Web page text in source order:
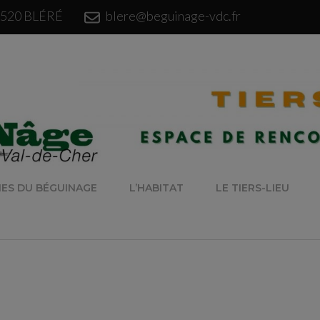
BLÉRÉ blere@beguinage-vdc.fr
DU BÉGUINAGE L’HABITAT LE TIERS-LIEU
modal-check